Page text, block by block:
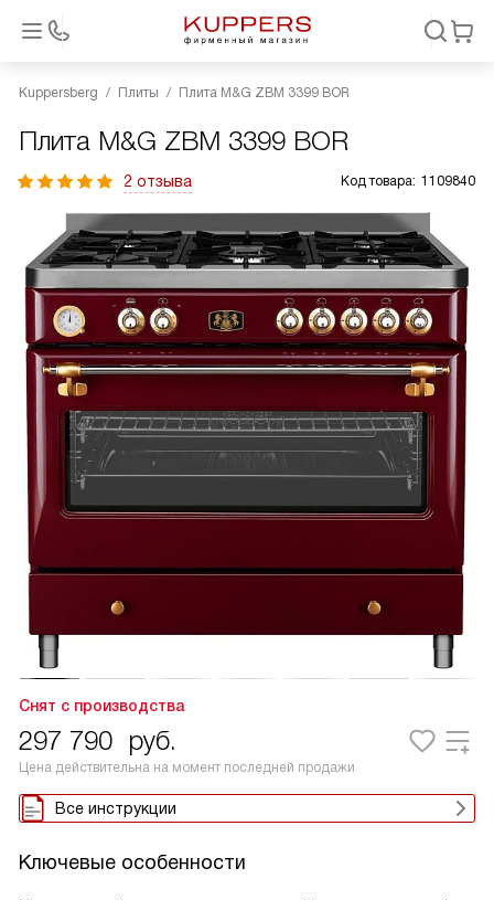
Kuppersberg Плиты Плита M&G ZBM 3399 BOR
Плита M&G ZBM 3399 BOR
2 отзыва Код товара: 1109840
Снят с производства
297 790 руб.
Цена действительна на момент последней продажи
Все инструкции
Ключевые особенности